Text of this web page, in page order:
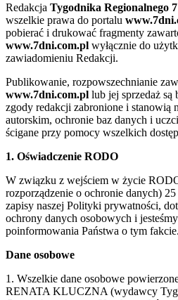
Redakcja Tygodnika Regionalnego
wszelkie prawa do portalu
pobierać i drukować fragmenty
www.7dni.com.pl wyłącznie do
zawiadomieniu Redakcji.
Publikowanie, rozpowszechnianie
www.7dni.com.pl lub jej sprzedaż są
zgody redakcji zabronione i stanowią
autorskim, ochronie baz danych i
ścigane przy pomocy wszelkich
1. Oświadczenie RODO
W związku z wejściem w życie
rozporządzenie o ochronie danych)
zapisy naszej Polityki prywatności,
ochrony danych osobowych i
poinformowania Państwa o tym fakcie.
Dane osobowe
1. Wszelkie dane osobowe
RENATA KLUCZNA (wydawcy